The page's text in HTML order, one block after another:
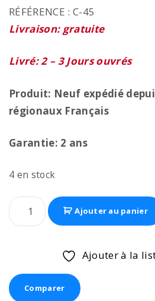
RÉFÉRENCE :C-45
Livraison: gratuite
Livré: 2 – 3 Jours ouvrés
Produit: Neuf expédié
régionaux Français
Garantie: 2 ans
4 en stock
Ajouter au panier
Ajouter à la
Comparer